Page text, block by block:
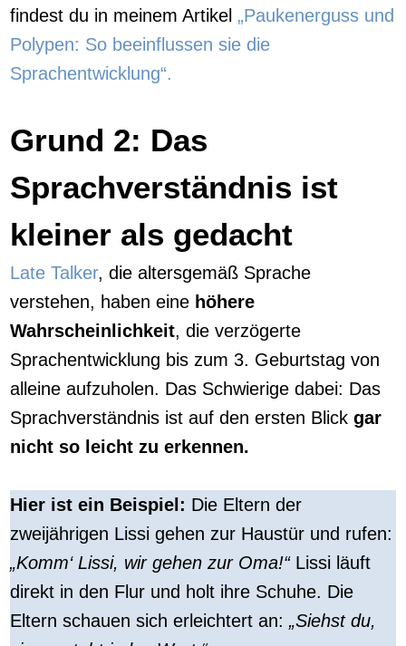
findest du in meinem Artikel „Paukenerguss und
Polypen: So beeinflussen sie die
Sprachentwicklung“.
Grund 2: Das
Sprachverständnis ist
kleiner als gedacht
Late Talker, die altersgemäß Sprache
verstehen, haben einehöhere
Wahrscheinlichkeit, die verzögerte
Sprachentwicklung bis zum 3. Geburtstag von
alleine aufzuholen. Das Schwierige dabei: Das
Sprachverständnis ist auf den ersten Blick gar
nicht so leicht zu erkennen.
Hier ist ein Beispiel: Die Eltern der
zweijährigen Lissi gehen zur Haustür und rufen:
„Komm‘ Lissi, wir gehen zur Oma!“Lissi läuft
direkt in den Flur und holt ihre Schuhe. Die
Eltern schauen sich erleichtert an: „Siehst du,